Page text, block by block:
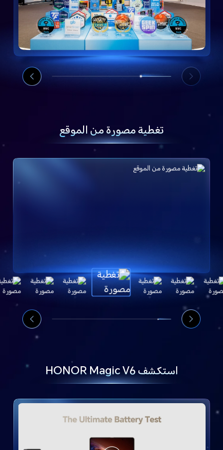
تغطية مصورة من الموقع
استكشف HONOR Magic V6